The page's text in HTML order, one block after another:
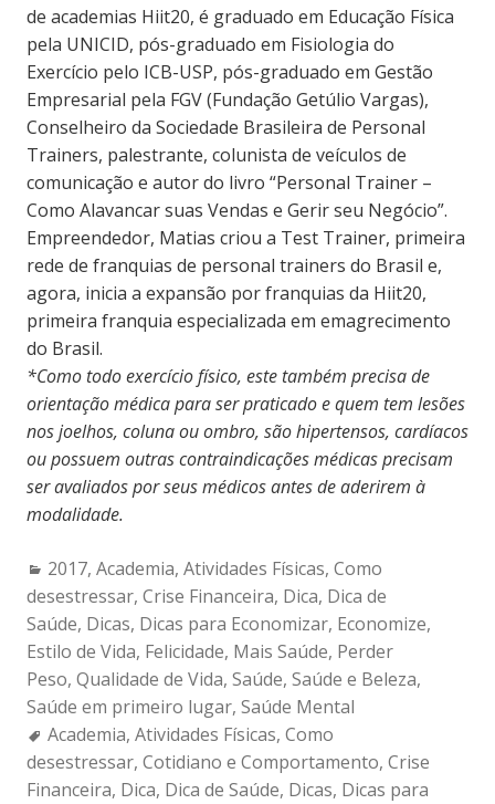
de academias Hiit20, é graduado em Educação Física
pela UNICID, pós-graduado em Fisiologia do
Exercício pelo ICB-USP, pós-graduado em Gestão
Empresarial pela FGV (Fundação Getúlio Vargas),
Conselheiro da Sociedade Brasileira de Personal
Trainers, palestrante, colunista de veículos de
comunicação e autor do livro “Personal Trainer –
Como Alavancar suas Vendas e Gerir seu Negócio”.
Empreendedor, Matias criou a Test Trainer, primeira
rede de franquias de personal trainers do Brasil e,
agora, inicia a expansão por franquias da Hiit20,
primeira franquia especializada em emagrecimento
do Brasil.
*Como todo exercício físico, este também precisa de
orientação médica para ser praticado e quem tem lesões
nos joelhos, coluna ou ombro, são hipertensos, cardíacos
ou possuem outras contraindicações médicas precisam
ser avaliados por seus médicos antes de aderirem à
modalidade.
Categories:
2017, Academia, Atividades Físicas, Como
desestressar, Crise Financeira, Dica, Dica de
Saúde, Dicas, Dicas para Economizar, Economize,
Estilo de Vida, Felicidade, Mais Saúde, Perder
Peso, Qualidade de Vida, Saúde, Saúde e Beleza,
Saúde em primeiro lugar, Saúde Mental
Tags:
Academia, Atividades Físicas, Como
desestressar, Cotidiano e Comportamento, Crise
Financeira, Dica, Dica de Saúde, Dicas, Dicas para